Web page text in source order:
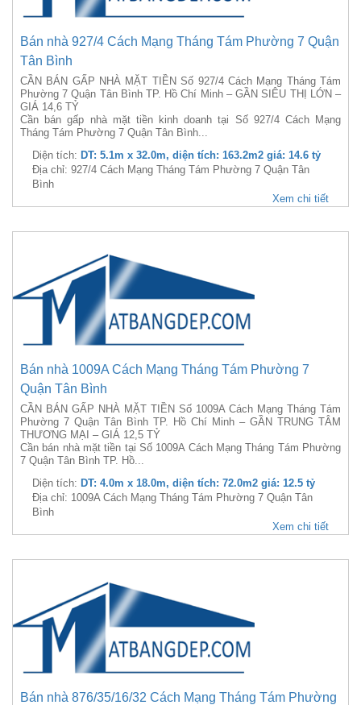
Bán nhà 927/4 Cách Mạng Tháng Tám Phường 7 Quận
Tân Bình
CẦN BÁN GẤP NHÀ MẶT TIỀN Số 927/4 Cách Mạng Tháng Tám
Phường 7 Quận Tân Bình TP. Hồ Chí Minh – GẦN SIÊU THỊ LỚN –
GIÁ 14,6 TỶ
Cần bán gấp nhà mặt tiền kinh doanh tại Số 927/4 Cách Mạng
Tháng Tám Phường 7 Quận Tân Bình...
Diện tích: DT: 5.1m x 32.0m, diện tích: 163.2m2 giá: 14.6 tỷ
Địa chỉ: 927/4 Cách Mạng Tháng Tám Phường 7 Quận Tân
Bình
Xem chi tiết
Bán nhà 1009A Cách Mạng Tháng Tám Phường 7
Quận Tân Bình
CẦN BÁN GẤP NHÀ MẶT TIỀN Số 1009A Cách Mạng Tháng Tám
Phường 7 Quận Tân Bình TP. Hồ Chí Minh – GẦN TRUNG TÂM
THƯƠNG MẠI – GIÁ 12,5 TỶ
Cần bán nhà mặt tiền tại Số 1009A Cách Mạng Tháng Tám Phường
7 Quận Tân Bình TP. Hồ...
Diện tích: DT: 4.0m x 18.0m, diện tích: 72.0m2 giá: 12.5 tỷ
Địa chỉ: 1009A Cách Mạng Tháng Tám Phường 7 Quận Tân
Bình
Xem chi tiết
Bán nhà 876/35/16/32 Cách Mạng Tháng Tám Phường